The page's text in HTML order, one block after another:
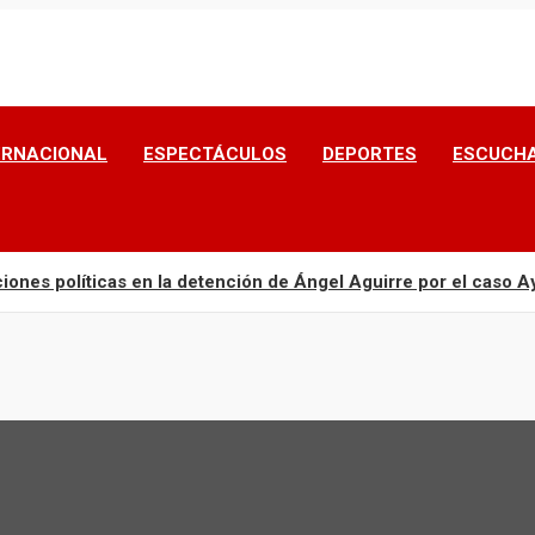
ESPECTÁCULOS DEPORTES
políticas en la detención de Ángel Aguirre por el caso